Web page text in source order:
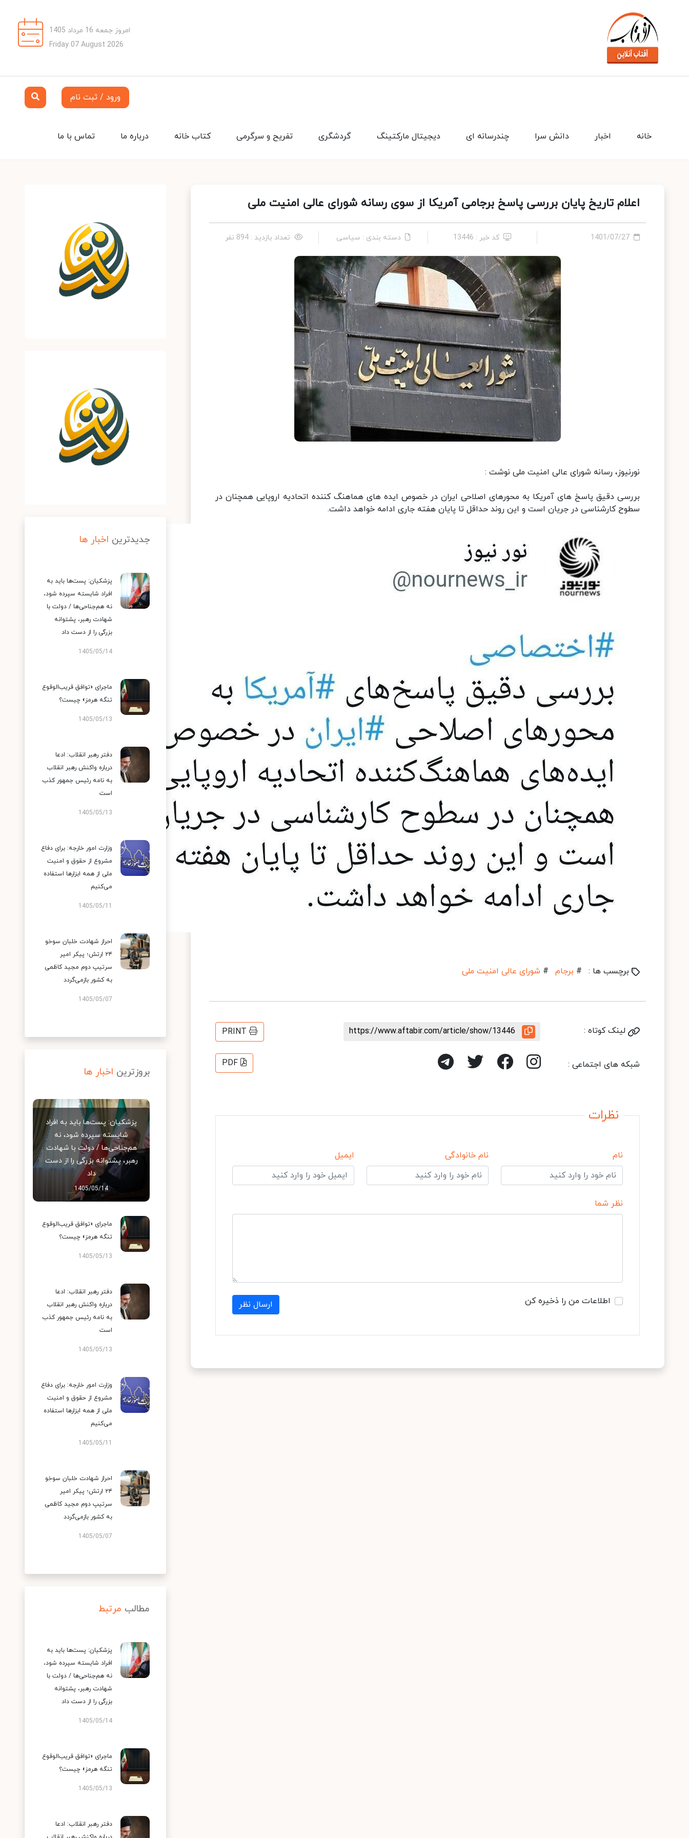
امروز جمعه 16 مرداد 1405
Friday 07 August 2026
ورود / ثبت نام
تماس با ما درباره ما کتاب خانه تفریح و سرگرمی گردشگری دیجیتال مارکتینگ چندرسانه ای دانش سرا اخبار خانه
اعلام تاریخ پایان بررسی پاسخ برجامی آمریکا از سوی رسانه شورای عالی امنیت ملی
1401/07/27 کد خبر : 13446 دسته بندی : سیاسی تعداد بازدید : 894 نفر
نورنیوز، رسانه شورای عالی امنیت ملی نوشت :
بررسی دقیق پاسخ های آمریکا به محورهای اصلاحی ایران در خصوص ایده های هماهنگ کننده اتحادیه اروپایی همچنان در
سطوح کارشناسی در جریان است و این روند حداقل تا پایان هفته جاری ادامه خواهد داشت.
برچسب ها : # برجام # شورای عالی امنیت ملی
لینک کوتاه : https://www.aftabir.com/article/show/13446
PRINT
شبکه های اجتماعی : PDF
نظرات
نام نام خانوادگی ایمیل
نظر شما
اطلاعات من را ذخیره کن ارسال نظر
جدیدترین اخبار ها
پزشکیان: پست‌ها باید به
افراد شایسته سپرده شود،
نه هم‌جناحی‌ها / دولت با
شهادت رهبر، پشتوانه
بزرگی را از دست داد
1405/05/14
ماجرای «توافق قریب‌الوقوع
تنگه هرمز» چیست؟
1405/05/13
دفتر رهبر انقلاب: ادعا
درباره واکنش رهبر انقلاب
به نامه رئیس جمهور کذب
است
1405/05/13
وزارت امور خارجه: برای دفاع
مشروع از حقوق و امنیت
ملی از همه ابزارها استفاده
می‌کنیم
1405/05/11
احراز شهادت خلبان سوخو
۲۴ ارتش؛ پیکر امیر
سرتیپ دوم مجید کاظمی
به کشور بازمی‌گردد
1405/05/07
بروزترین اخبار ها
پزشکیان: پست‌ها باید به افراد
شایسته سپرده شود، نه
هم‌جناحی‌ها / دولت با شهادت
رهبر، پشتوانه بزرگی را از دست
داد
1405/05/14
ماجرای «توافق قریب‌الوقوع
تنگه هرمز» چیست؟
1405/05/13
دفتر رهبر انقلاب: ادعا
درباره واکنش رهبر انقلاب
به نامه رئیس جمهور کذب
است
1405/05/13
وزارت امور خارجه: برای دفاع
مشروع از حقوق و امنیت
ملی از همه ابزارها استفاده
می‌کنیم
1405/05/11
احراز شهادت خلبان سوخو
۲۴ ارتش؛ پیکر امیر
سرتیپ دوم مجید کاظمی
به کشور بازمی‌گردد
1405/05/07
مطالب مرتبط
پزشکیان: پست‌ها باید به
افراد شایسته سپرده شود،
نه هم‌جناحی‌ها / دولت با
شهادت رهبر، پشتوانه
بزرگی را از دست داد
1405/05/14
ماجرای «توافق قریب‌الوقوع
تنگه هرمز» چیست؟
1405/05/13
دفتر رهبر انقلاب: ادعا